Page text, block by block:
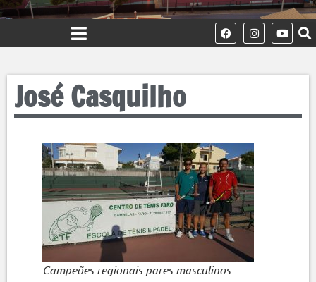
José Casquilho
Campeões regionais pares masculinos